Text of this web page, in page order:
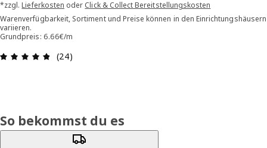
*zzgl.Lieferkosten oder Click & Collect Bereitstellungskosten
Warenverfügbarkeit, Sortiment und Preise können in den Einrichtungshäusern
variieren.
Grundpreis: 6.66€/m
Bewertung: 4.8 von 5 Sterne Alle Bewertungen:
(24)
So bekommst du es